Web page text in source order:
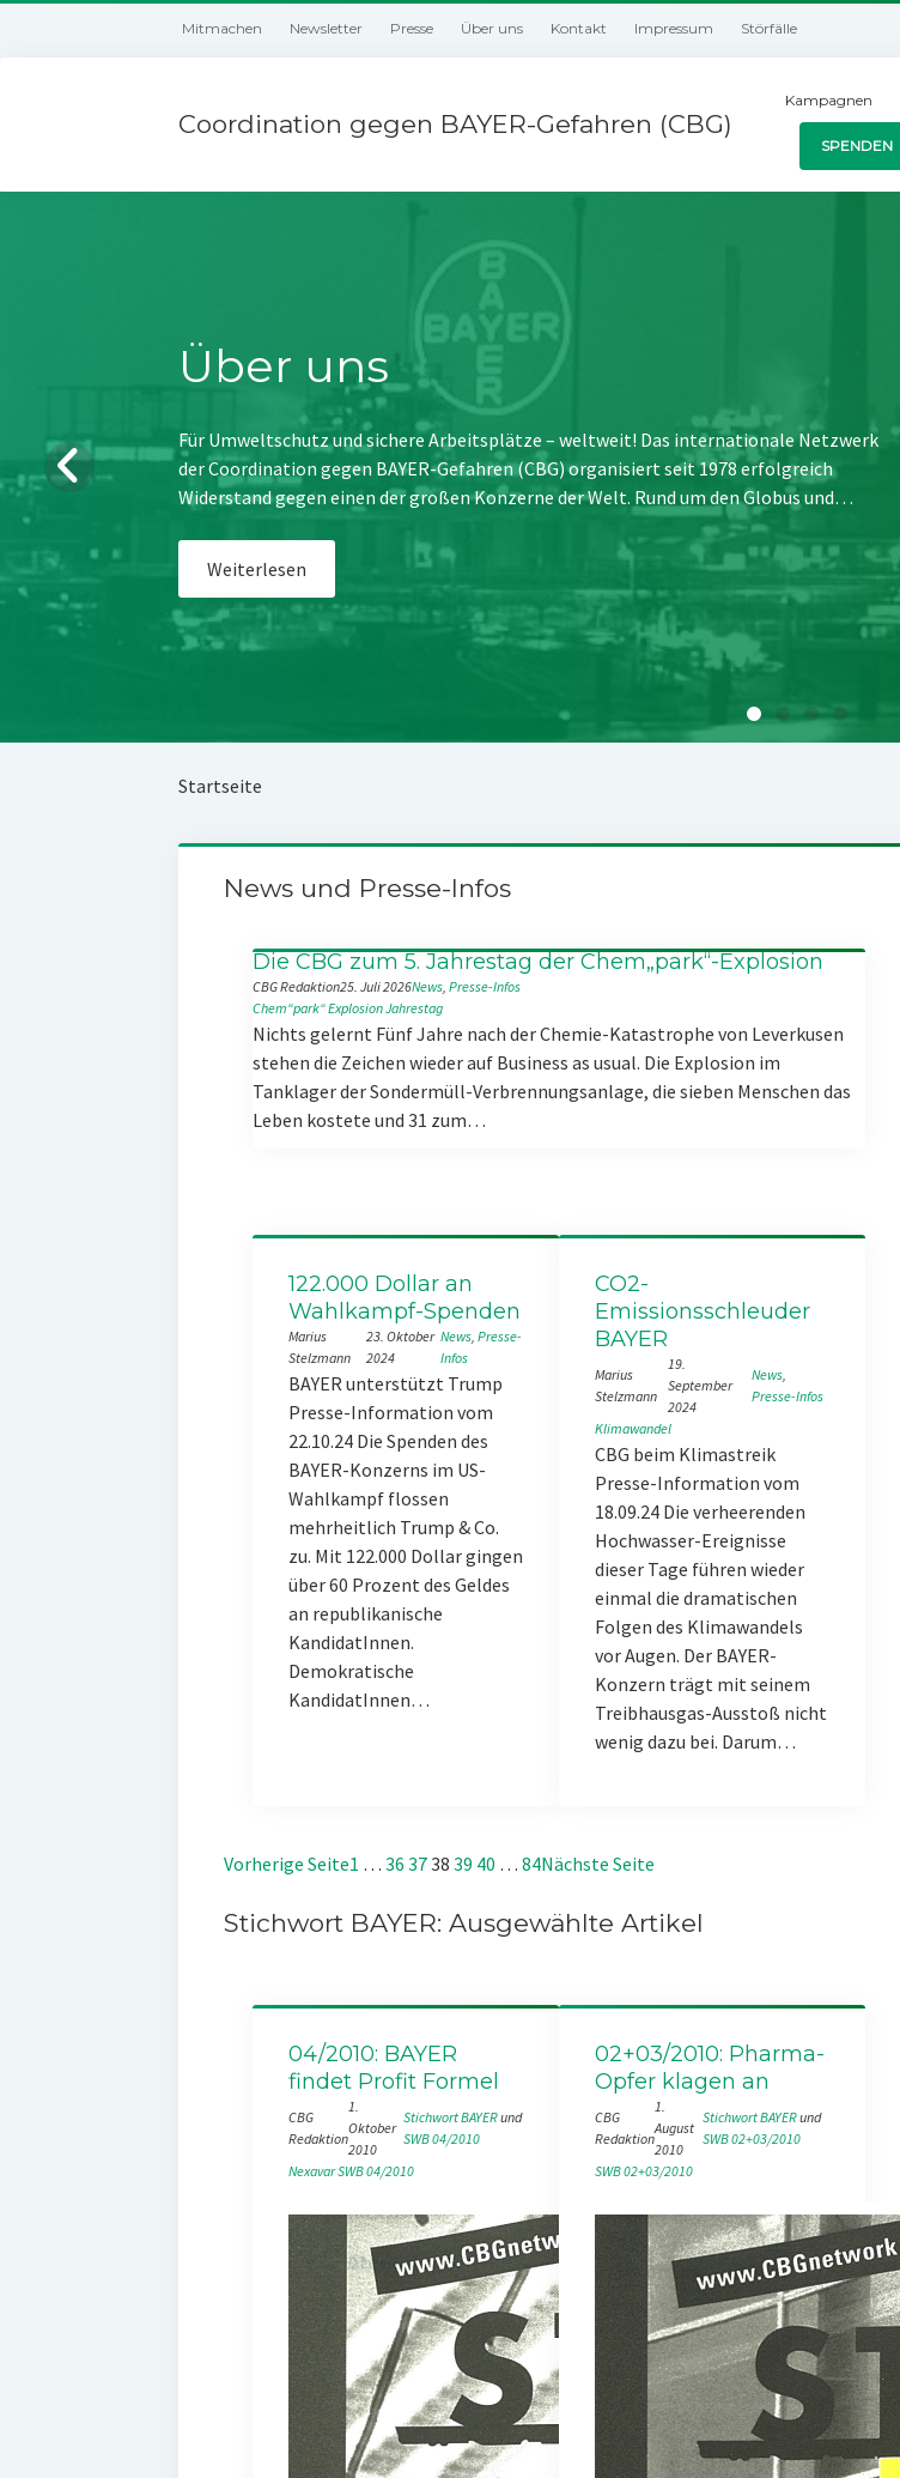
Mitmachen Newsletter Presse Über uns Kontakt Impressum Störfälle
Coordination gegen BAYER-Gefahren (CBG)
Kampagnen
SPENDEN
Über uns
Für Umweltschutz und sichere Arbeitsplätze – weltweit! Das internationale Netzwerk
der Coordination gegen BAYER-Gefahren (CBG) organisiert seit 1978 erfolgreich
Widerstand gegen einen der großen Konzerne der Welt. Rund um den Globus und…
Weiterlesen
Startseite
News und Presse-Infos
Die CBG zum 5. Jahrestag der Chem„park“-Explosion
CBG Redaktion25. Juli 2026News, Presse-Infos
Chem“park“ExplosionJahrestag
Nichts gelernt Fünf Jahre nach der Chemie-Katastrophe von Leverkusen
stehen die Zeichen wieder auf Business as usual. Die Explosion im
Tanklager der Sondermüll-Verbrennungsanlage, die sieben Menschen das
Leben kostete und 31 zum…
122.000 Dollar an
Wahlkampf-Spenden
Marius
Stelzmann
23. Oktober
2024
News, Presse-
Infos
BAYER unterstützt Trump
Presse-Information vom
22.10.24 Die Spenden des
BAYER-Konzerns im US-
Wahlkampf flossen
mehrheitlich Trump & Co.
zu. Mit 122.000 Dollar gingen
über 60 Prozent des Geldes
an republikanische
KandidatInnen.
Demokratische
KandidatInnen…
CO2-
Emissionsschleuder
BAYER
Marius
Stelzmann
19.
September
2024
News
Presse-Infos
Klimawandel
CBG beim Klimastreik
Presse-Information vom
18.09.24 Die verheerenden
Hochwasser-Ereignisse
dieser Tage führen wieder
einmal die dramatischen
Folgen des Klimawandels
vor Augen. Der BAYER-
Konzern trägt mit seinem
Treibhausgas-Ausstoß nicht
wenig dazu bei. Darum…
Vorherige Seite1 … 36 3738 39 40 … 84Nächste Seite
Stichwort BAYER: Ausgewählte Artikel
04/2010: BAYER
findet Profit Formel
CBG
Redaktion
1.
Oktober
2010
Stichwort BAYER
und
SWB 04/2010
NexavarSWB 04/2010
02+03/2010: Pharma-
Opfer klagen an
CBG
Redaktion
1.
August
2010
Stichwort BAYER
und
SWB 02+03/2010
SWB 02+03/2010